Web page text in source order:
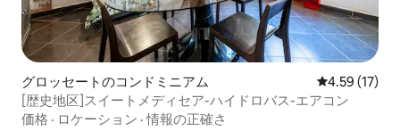
グロッセートのコンドミニアム レビュー17
4.59 (17)
[歴史地区]スイートメディセア-ハイドロバス-エアコン
価格 · ロケーション ·情報の正確さ